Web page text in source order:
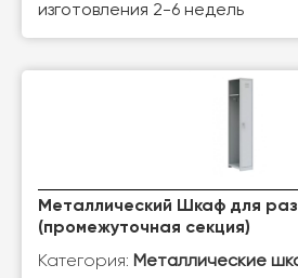
изготовления 2-6 недель
Металлический Шкаф для
(промежуточная секция)
Категория: Металлические